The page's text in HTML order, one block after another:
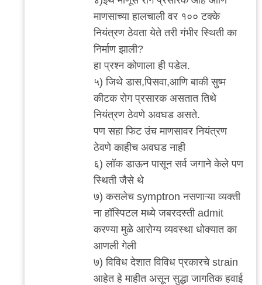
by
राजेश
घासकडवी
माणसाच्या हालचाली वर १०० टक्के
नियंत्रण ठेवता येते तरी गंभीर स्थिती का
निर्माण झाली?
हा प्रश्न कोणाला ही पडेल.
५) जिथे डास,पिसवा,आणि बाकी सुष्म
कीटक रोग प्रसारक असतात तिथे
नियंत्रण ठेवणे अवघड असते.
पण सहा फिट उंच माणसावर नियंत्रण
ठेवणे काहीच अवघड नाही
६) लॉक डाऊन पासून सर्व जगाने केले पण
स्थिती जैसे थे
७) कसलेच symptron नसणाऱ्या व्यक्ती
ना हॉस्पिटल मध्ये जबरदस्ती admit
करण्या मुळे आरोग्य व्यवस्था धोक्यात का
आणली गेली
७) विविध देशात विविध प्रकारचे strain
आहेत हे माहीत असून सुद्धा जागतिक हवाई